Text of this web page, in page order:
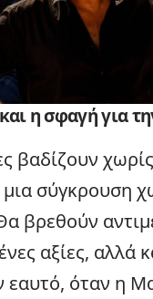
η σφαγή για
βαδίζουν
σύγκρουση
βρεθούν
αξίες, αλλά
εαυτό, όταν η